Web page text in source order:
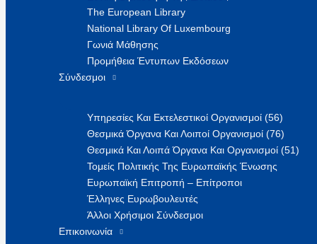
The European Library
National Library Of Luxembourg
Γωνιά Μάθησης
Προμήθεια Έντυπων Εκδόσεων
Σύνδεσμοι
Υπηρεσίες Και Εκτελεστικοί Οργανισμοί (56)
Θεσμικά Όργανα Και Λοιποί Οργανισμοί (76)
Θεσμικά Και Λοιπά Όργανα Και Οργανισμοί (51)
Τομείς Πολιτικής Της Ευρωπαϊκής Ένωσης
Ευρωπαϊκή Επιτροπή – Επίτροποι
Έλληνες Ευρωβουλευτές
Άλλοι Χρήσιμοι Σύνδεσμοι
Επικοινωνία